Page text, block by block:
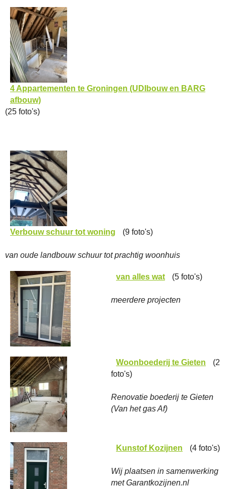
4 Appartementen te Groningen (UDIbouw en BARG
afbouw)
(25 foto's)
Verbouw schuur tot woning (9 foto's)
van oude landbouw schuur tot prachtig woonhuis
van alles wat (5 foto's)
meerdere projecten
Woonboederij te Gieten
(2
foto's)
Renovatie boederij te Gieten
(Van het gas Af)
Kunstof Kozijnen (4 foto's)
Wij plaatsen in samenwerking
met Garantkozijnen.nl